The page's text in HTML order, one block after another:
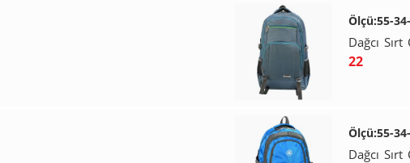
Ölçü:55-
Dağcı Sırt
22
Ölçü:55-
Dağcı Sırt